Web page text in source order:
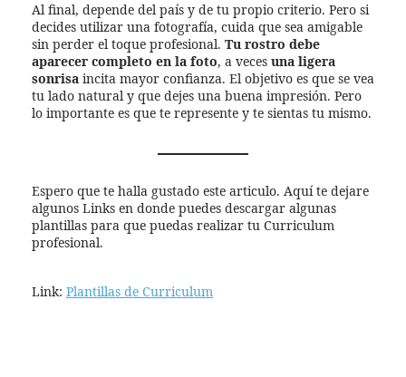
Al final, depende del país y de tu propio criterio. Pero si
decides utilizar una fotografía, cuida que sea amigable
sin perder el toque profesional. Tu rostro debe
aparecer completo en la foto, a veces una ligera
sonrisa incita mayor confianza. El objetivo es que se vea
tu lado natural y que dejes una buena impresión. Pero
lo importante es que te represente y te sientas tu mismo.
Espero que te halla gustado este articulo. Aquí te dejare
algunos Links en donde puedes descargar algunas
plantillas para que puedas realizar tu Curriculum
profesional.
Link: Plantillas de Curriculum